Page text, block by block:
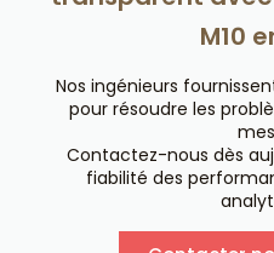
M10
Nos ingénieurs
pour résoudre les
Contactez-nous dès
fiabilité des